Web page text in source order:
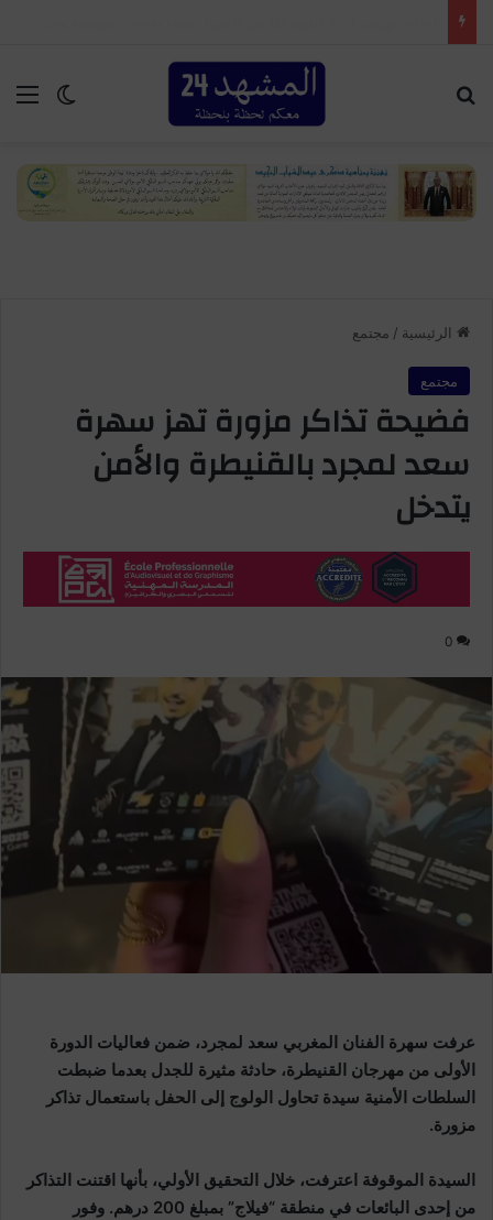
الوضع
الرئيسية / مجتمع
مجتمع
فضيحة تذاكر مزورة تهز سهرة
سعد لمجرد بالقنيطرة والأمن
يتدخل
0
عرفت سهرة الفنان المغربي سعد لمجرد، ضمن فعاليات الدورة
الأولى من مهرجان القنيطرة، حادثة مثيرة للجدل بعدما ضبطت
السلطات الأمنية سيدة تحاول الولوج إلى الحفل باستعمال تذاكر
مزورة.
السيدة الموقوفة اعترفت، خلال التحقيق الأولي، بأنها اقتنت التذاكر
من إحدى البائعات في منطقة “فيلاج” بمبلغ 200 درهم. وفور